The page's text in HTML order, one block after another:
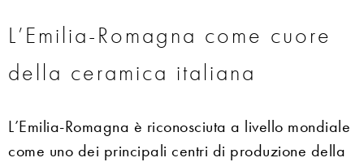
L’Emilia-Romagna come cuore
della ceramica italiana
L’Emilia-Romagna è riconosciuta a livello mondiale
come uno dei principali centri di produzione della